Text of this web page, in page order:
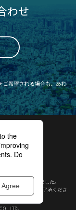
わせ
ご希望される場合も、あわ
名を変更いたしました。
がございますがご了承くださ
LTD.